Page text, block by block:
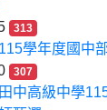
313
學年度國中
307
中高級中學